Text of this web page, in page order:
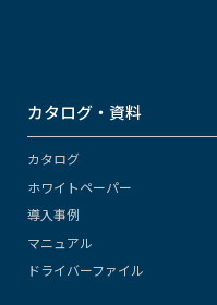
カタログ・資料
カタログ
ホワイトペーパー
導入事例
マニュアル
ドライバーファイル